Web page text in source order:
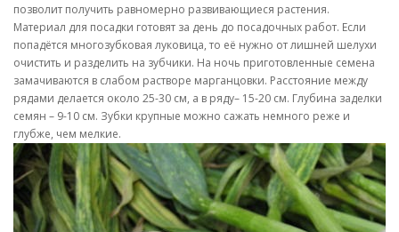
позволит получить равномерно развивающиеся растения.
Материал для посадки готовят за день до посадочных работ. Если
попадётся многозубковая луковица, то её нужно от лишней шелухи
очистить и разделить на зубчики. На ночь приготовленные семена
замачиваются в слабом растворе марганцовки. Расстояние между
рядами делается около 25-30 см, а в ряду– 15-20 см. Глубина заделки
семян – 9-10 см. Зубки крупные можно сажать немного реже и
глубже, чем мелкие.